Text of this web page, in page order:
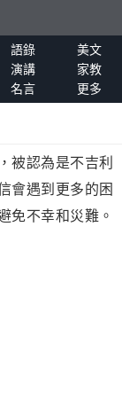
語錄
美文
演講
家教
名言 更多
被認為是不吉利
會遇到更多的困
免不幸和災難。